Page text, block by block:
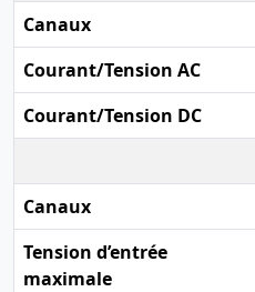
Canaux
Courant/Tension AC
Courant/Tension DC
Canaux
Tension d’entrée
maximale